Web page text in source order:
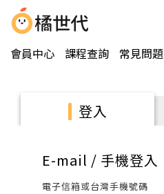
會員中心 課程查詢 常見問題
登入
E-mail / 手機登入
電子信箱或台灣手機號碼